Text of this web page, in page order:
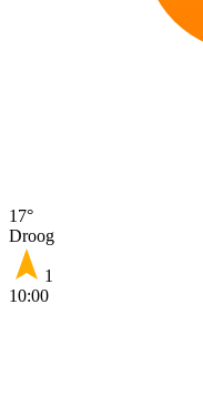
17°
Droog
1
10:00